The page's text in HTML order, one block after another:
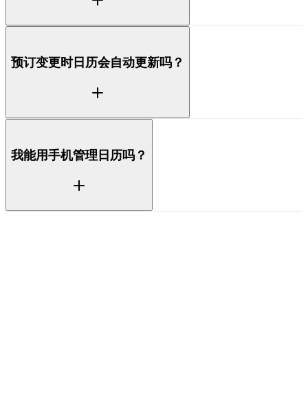
订一经确认或变更，换客就会立即排程，你无需手动跟
预订变更时日历会自动更新吗？
联的保洁或任务都会实时更新，让你的团队始终按照最
新的排程工作。
我能用手机管理日历吗？